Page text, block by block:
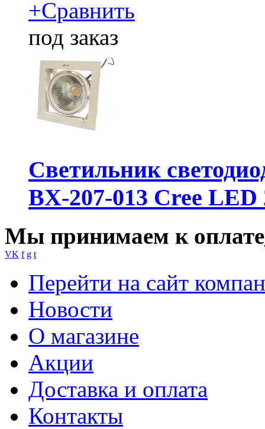
+Сравнить
под заказ
Светильник
BX-207-013 Cree
Мы принимаем к оплате
VK f g t
Перейти на сайт
Новости
О магазине
Акции
Доставка и оплата
Контакты